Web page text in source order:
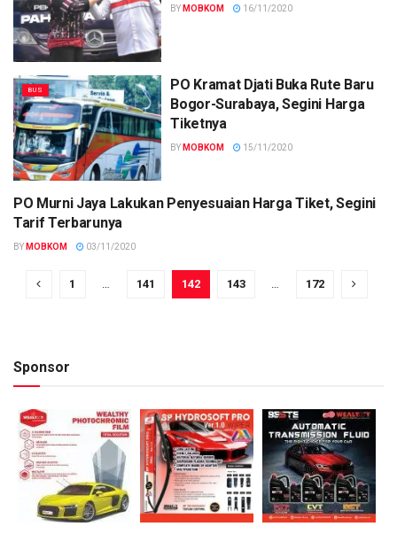
BY MOBKOM 16/11/2020
BUS
PO Kramat Djati Buka Rute Baru
Bogor-Surabaya, Segini Harga
Tiketnya
BY MOBKOM 15/11/2020
BUS
PO Murni Jaya Lakukan Penyesuaian Harga Tiket, Segini
Tarif Terbarunya
BY MOBKOM 03/11/2020
1 … 141 142 143 … 172
Sponsor